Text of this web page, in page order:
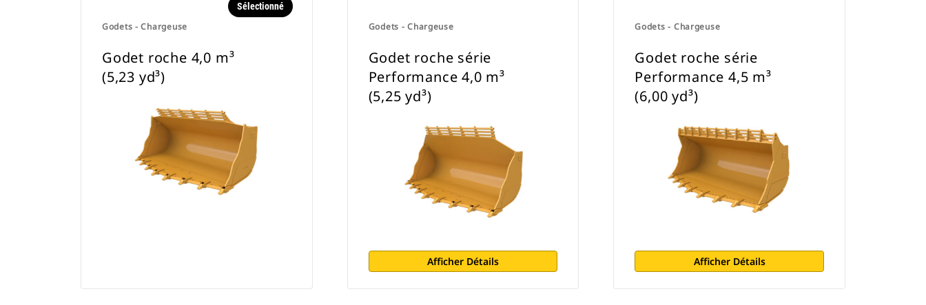
Godets - Chargeuse
Sélectionné
Godet roche 4,0 m³
(5,23 yd³)
Godets - Chargeuse
Godet roche série
Performance 4,0 m³
(5,25 yd³)
Afficher Détails
Godets - Chargeuse
Godet roche série
Performance 4,5 m³
(6,00 yd³)
Afficher Détails